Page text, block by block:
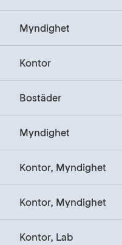
Myndighet
Kontor
Bostäder
Myndighet
Kontor, Myndighet
Kontor, Myndighet
Kontor, Lab